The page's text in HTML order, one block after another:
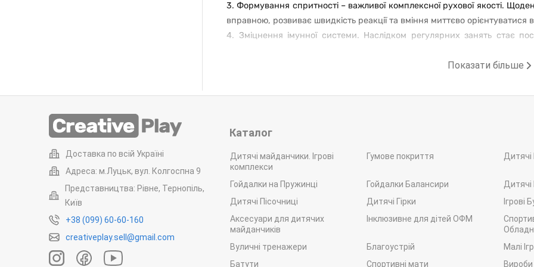
3. Формування спритності – важливої комплексної рухової якості.
вправною, розвиває швидкість реакції та вміння миттєво
4. Зміцнення імунної системи. Наслідком регулярних занять стає
чи доньку здоровішою, міцнішою, більш витривалою та стійкою до хвороб.
антистресовий ефект – воно дозволяє розслабити мускулатуру,
Дослідження науковців довели, що вправи на батуті також
дорослих, що ведуть малорухливий спосіб життя, вони є
Види та типи
У нашому каталозі представлені відповідні ігрові тренажери для
та такий, яким можуть
наступними конструкційними та функціональними особливостями.
Показати більше
Доставка по всій Україні
Адреса: м.Луцьк, вул. Колгоспна 9
Представництва: Рівне, Тернопіль,
Київ
+38 (099) 60-60-160
creativeplay.sell@gmail.com
Каталог
Дитячі майданчики. Ігрові
комплекси
Гумове покриття Дитячі
Гойдалки на Пружинці Гойдалки Балансири
Дитячі
Дитячі Пісочниці
Дитячі Гірки
Аксесуари для дитячих
майданчиків
Інклюзивне для дітей ОФМ
Вуличні тренажери
Благоустрій
Малі
Батути
Спортивні мати